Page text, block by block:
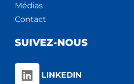
Médias
Contact
SUIVEZ-NOUS
LINKEDIN